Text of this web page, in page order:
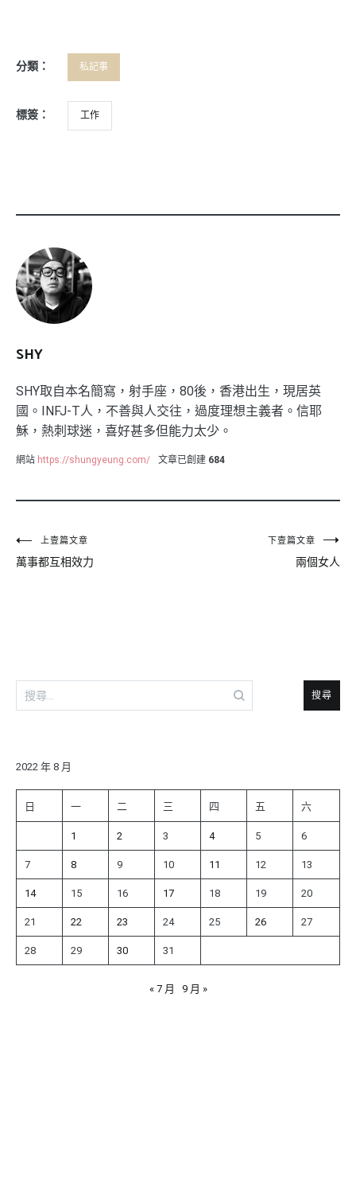
分類： 私記事
標簽： 工作
SHY
SHY取自本名簡寫，射手座，80後，香港出生，現居英
國。INFJ-T人，不善與人交往，過度理想主義者。信耶
穌，熱刺球迷，喜好甚多但能力太少。
網站 https://shungyeung.com/ 文章已創建 684
文
章
上壹篇文章
萬事都互相效力
下壹篇文章
兩個女人
搜
尋
字:
2022 年 8 月
日 一 二 三 四 五 六
1 2 3 4 5 6
7 8 9 10 11 12 13
14 15 16 17 18 19 20
21 22 23 24 25 26 27
28 29 30 31
« 7 月 9 月 »